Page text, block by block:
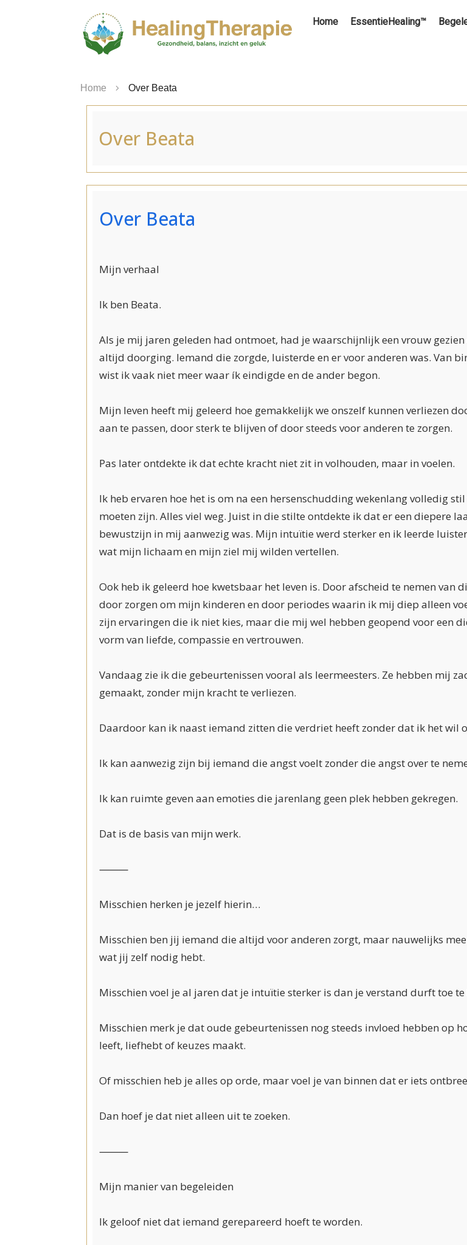
Home EssentieHealing™
Home Over Beata
Over Beata
Over Beata
Mijn verhaal
Ik ben Beata.
Als je mij jaren geleden had ontmoet, had je waarschijnlijk een vrouw gezien
altijd doorging. Iemand die zorgde, luisterde en er voor anderen was. Van
wist ik vaak niet meer waar ík eindigde en de ander begon.
Mijn leven heeft mij geleerd hoe gemakkelijk we onszelf kunnen verliezen
aan te passen, door sterk te blijven of door steeds voor anderen te zorgen.
Pas later ontdekte ik dat echte kracht niet zit in volhouden, maar in voelen.
Ik heb ervaren hoe het is om na een hersenschudding wekenlang volledig stil
moeten zijn. Alles viel weg. Juist in die stilte ontdekte ik dat er een diepere
bewustzijn in mij aanwezig was. Mijn intuïtie werd sterker en ik leerde
wat mijn lichaam en mijn ziel mij wilden vertellen.
Ook heb ik geleerd hoe kwetsbaar het leven is. Door afscheid te nemen van
door zorgen om mijn kinderen en door periodes waarin ik mij diep alleen
zijn ervaringen die ik niet kies, maar die mij wel hebben geopend voor een
vorm van liefde, compassie en vertrouwen.
Vandaag zie ik die gebeurtenissen vooral als leermeesters. Ze hebben mij
gemaakt, zonder mijn kracht te verliezen.
Daardoor kan ik naast iemand zitten die verdriet heeft zonder dat ik het wil
Ik kan aanwezig zijn bij iemand die angst voelt zonder die angst over te
Ik kan ruimte geven aan emoties die jarenlang geen plek hebben gekregen.
Dat is de basis van mijn werk.
⸻
Misschien herken je jezelf hierin…
Misschien ben jij iemand die altijd voor anderen zorgt, maar nauwelijks
wat jij zelf nodig hebt.
Misschien voel je al jaren dat je intuïtie sterker is dan je verstand durft toe te
Misschien merk je dat oude gebeurtenissen nog steeds invloed hebben op
leeft, liefhebt of keuzes maakt.
Of misschien heb je alles op orde, maar voel je van binnen dat er iets
Dan hoef je dat niet alleen uit te zoeken.
⸻
Mijn manier van begeleiden
Ik geloof niet dat iemand gerepareerd hoeft te worden.